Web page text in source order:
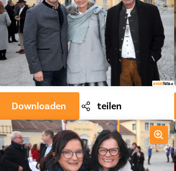
Downloaden teilen